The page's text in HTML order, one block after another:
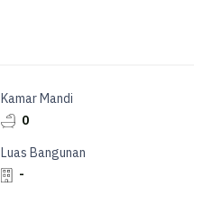
Kamar Mandi
0
Luas Bangunan
-